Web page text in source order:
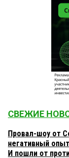
СВЕЖИЕ
Провал-шоу от
негативный
И пошли от